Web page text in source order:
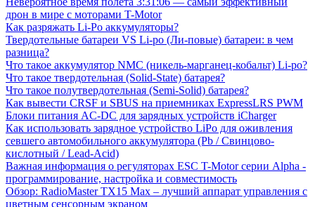
дрон в мире с моторами T-Motor
Как разряжать Li-Po аккумуляторы?
Твердотельные батареи VS Li-po (Ли-повые) батареи: в чем
разница?
Что такое аккумулятор NMC (никель-марганец-кобальт) Li-po?
Что такое твердотельная (Solid-State) батарея?
Что такое полутвердотельная (Semi-Solid) батарея?
Как вывести CRSF и SBUS на приемниках ExpressLRS PWM
Блоки питания AC-DC для зарядных устройств iCharger
Как использовать зарядное устройство LiPo для оживления
севшего автомобильного аккумулятора (Pb / Свинцово-
кислотный / Lead-Acid)
Важная информация о регуляторах ESC T-Motor серии Alpha -
программирование, настройка и совместимость
Обзор: RadioMaster TX15 Max – лучший аппарат управления с
цветным сенсорным экраном